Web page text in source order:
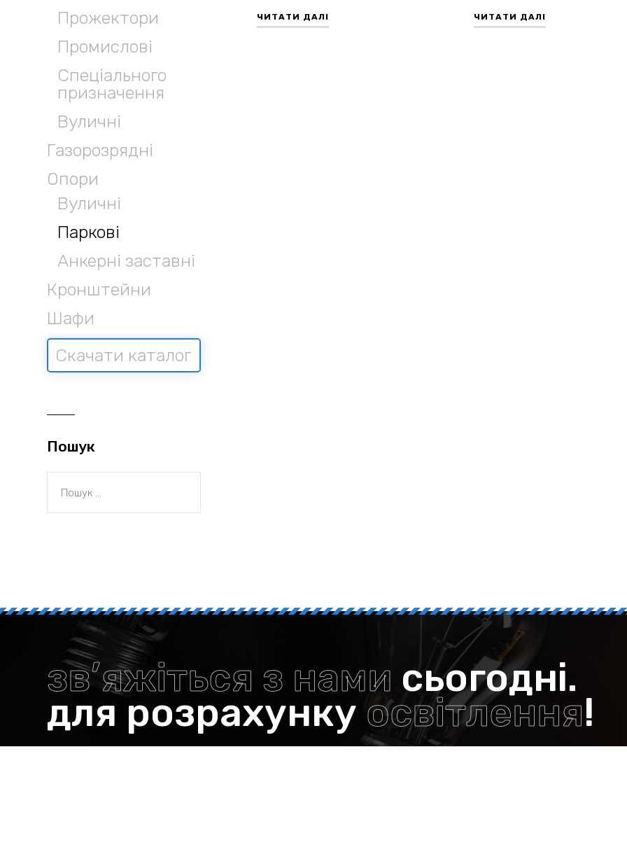
ЧИТАТИ ДАЛІ ЧИТАТИ ДАЛІ
Прожектори
Промислові
Спеціального
призначення
Вуличні
Газорозрядні
Опори
Вуличні
Паркові
Анкерні заставні
Кронштейни
Шафи
Скачати каталог
Пошук
зв’яжіться з нами сьогодні.
для розрахунку освітлення!
Є питання? Телефонуйте нам+38 096 066 65 13